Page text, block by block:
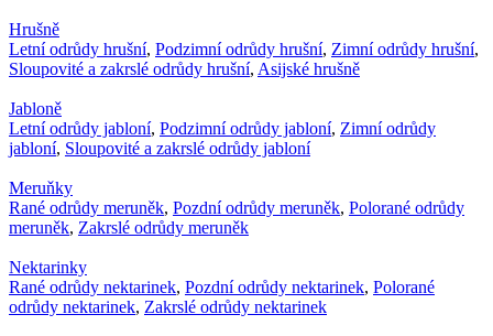
Hrušně
Letní odrůdy hrušní, Podzimní odrůdy hrušní, Zimní odrůdy hrušní,
Sloupovité a zakrslé odrůdy hrušní, Asijské hrušně
Jabloně
Letní odrůdy jabloní, Podzimní odrůdy jabloní, Zimní odrůdy
jabloní, Sloupovité a zakrslé odrůdy jabloní
Meruňky
Rané odrůdy meruněk, Pozdní odrůdy meruněk, Polorané odrůdy
meruněk, Zakrslé odrůdy meruněk
Nektarinky
Rané odrůdy nektarinek, Pozdní odrůdy nektarinek, Polorané
odrůdy nektarinek, Zakrslé odrůdy nektarinek